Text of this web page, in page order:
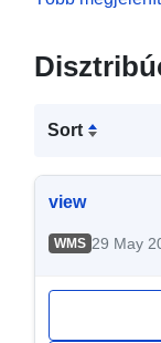
Sort
view
WMS 29 May